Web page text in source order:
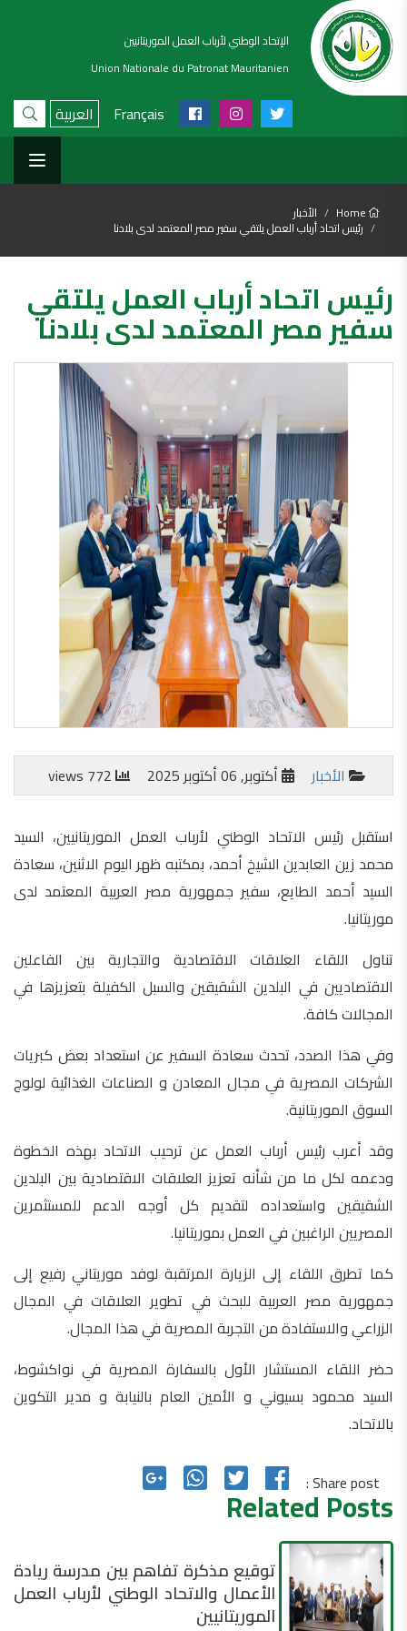
الإتحاد الوطني لأرباب العمل الموريتانيين
Union Nationale du Patronat Mauritanien
Français العربية
Home الأخبار
رئيس اتحاد أرباب العمل يلتقي سفير مصر المعتمد لدى بلادنا
رئيس اتحاد أرباب العمل يلتقي
سفير مصر المعتمد لدى بلادنا
الأخبار أكتوبر, 06 أكتوبر 2025
استقبل رئيس الاتحاد الوطني لأرباب العمل الموريتانيين، السيد
محمد زين العابدين الشيخ أحمد، بمكتبه ظهر اليوم الاثنين، سعادة
السيد أحمد الطايع، سفير جمهورية مصر العربية المعتمد لدى
موريتانيا.
تناول اللقاء العلاقات الاقتصادية والتجارية بين الفاعلين
الاقتصاديين في البلدين الشقيقين والسبل الكفيلة بتعزيزها في
المجالات كافة.
وفي هذا الصدد، تحدث سعادة السفير عن استعداد بعض كبريات
الشركات المصرية في مجال المعادن و الصناعات الغذائية لولوج
السوق الموريتانية.
وقد أعرب رئيس أرباب العمل عن ترحيب الاتحاد بهذه الخطوة
ودعمه لكل ما من شأنه تعزيز العلاقات الاقتصادية بين البلدين
الشقيقين واستعداده لتقديم كل أوجه الدعم للمستثمرين
المصريين الراغبين في العمل بموريتانيا.
كما تطرق اللقاء إلى الزيارة المرتقبة لوفد موريتاني رفيع إلى
جمهورية مصر العربية للبحث في تطوير العلاقات في المجال
الزراعي والاستفادة من التجربة المصرية في هذا المجال.
حضر اللقاء المستشار الأول بالسفارة المصرية في نواكشوط،
السيد محمود بسيوني و الأمين العام بالنيابة و مدير التكوين
بالاتحاد.
Share post :
Related Posts
توقيع مذكرة تفاهم بين مدرسة ريادة
الأعمال والاتحاد الوطني لأرباب العمل
الموريتانيين